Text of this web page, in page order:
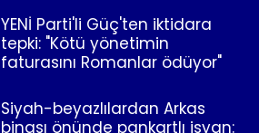
YENİ Parti'li Güç'ten iktidara
tepki: "Kötü yönetimin
faturasını Romanlar ödüyor"
Siyah-beyazlılardan Arkas
binası önünde pankartlı isyan: